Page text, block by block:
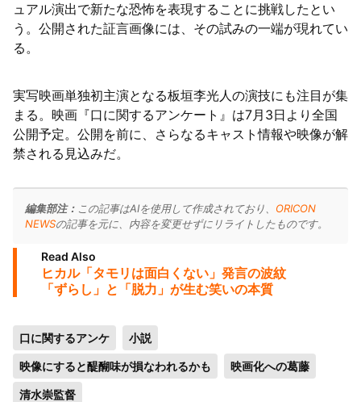
ュアル演出で新たな恐怖を表現することに挑戦したとい
う。公開された証言画像には、その試みの一端が現れてい
る。
実写映画単独初主演となる板垣李光人の演技にも注目が集
まる。映画『口に関するアンケート』は7月3日より全国
公開予定。公開を前に、さらなるキャスト情報や映像が解
禁される見込みだ。
編集部注： この記事はAIを使用して作成されており、 ORICON
NEWSの記事を元に、内容を変更せずにリライトしたものです。
Read Also
ヒカル「タモリは面白くない」発言の波紋
「ずらし」と「脱力」が生む笑いの本質
口に関するアンケ 小説
映像にすると醍醐味が損なわれるかも 映画化への葛藤
清水崇監督